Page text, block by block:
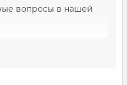
вопросы в нашей
узнаете как
и что она